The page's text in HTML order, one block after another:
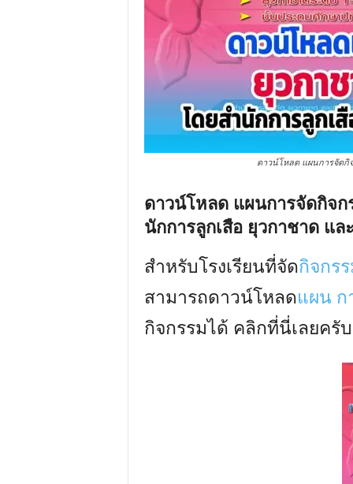
ดาวน์โหลด แผนการจัดกิ
ดาวน์โหลด แผนการจัดกิจ
นักการลูกเสือ ยุวกาชาด แล
สำหรับโรงเรียนที่จัดกิจกร
สามารถดาวน์โหลดแผน ก
กิจกรรมได้ คลิกที่นี่เลยครับ